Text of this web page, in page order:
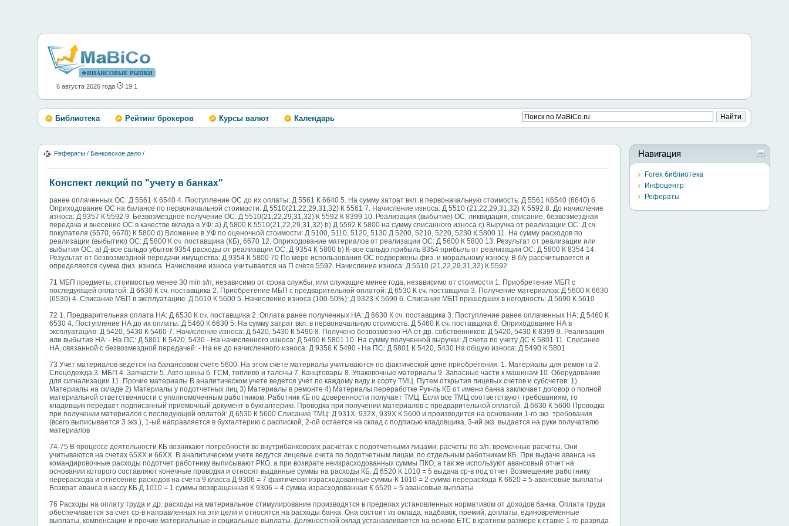
ФИНАНСОВЫЕ РЫНКИ
6 августа 2026 года 19:1
Библиотека Рейтинг брокеров Курсы валют Календарь
Рефераты / Банковское дело /
Конспект лекций по "учету в банках"
ранее оплаченных ОС: Д 5561 К 6540 4. Поступление ОС до их оплаты: Д 5561 К 6640 5. На сумму затрат вкл. в первоначальную стоимость: Д 5561 К6540 (6640) 6.
Оприходование ОС на балансе по первоначальной стоимости: Д 5510(21,22,29,31,32) К 5561 7. Начисление износа: Д 5510 (21,22,29,31,32) К 5592 8. До начисление
износа: Д 9357 К 5592 9. Безвозмездное получение ОС: Д 5510(21,22,29,31,32) К 5592 К 8399 10. Реализация (выбытие) ОС, ликвидация, списание, безвозмездная
передача и внесение ОС в качестве вклада в УФ: a) Д 5800 К 5510(21,22,29,31,32) b) Д 5592 К 5800 на сумму списанного износа c) Выручка от реализации ОС: Д сч.
покупателя (6570, 6670) К 5800 d) Вложение в УФ по оценочной стоимости: Д 5100, 5110, 5120, 5130 Д 5200, 5210, 5220, 5230 К 5800 11. На сумму расходов по
реализации (выбытию) ОС: Д 5800 К сч. поставщика (КБ), 6670 12. Оприходование материалов от реализации ОС: Д 5600 К 5800 13. Результат от реализации или
выбытия ОС: a) Д-вое сальдо убыток 9354 расходы от реализации ОС: Д 9354 К 5800 b) К-вое сальдо прибыль 8354 прибыль от реализации ОС: Д 5800 К 8354 14.
Результат от безвозмездной передачи имущества: Д 9354 К 5800 70 По мере использования ОС подвержены физ. и моральному износу. В б/у рассчитывается и
определяется сумма физ. износа. Начисление износа учитывается на П счёте 5592. Начисление износа: Д 5510 (21,22,29,31,32) К 5592
71 МБП предметы, стоимостью менее 30 min з/п, независимо от срока службы, или служащие менее года, независимо от стоимости 1. Приобретение МБП с
последующей оплатой: Д 6630 К сч. поставщика 2. Приобретение МБП с предварительной оплатой: Д 6530 К сч. поставщика 3. Получение материалов: Д 5600 К 6630
(6530) 4. Списание МБП в эксплуатацию: Д 5610 К 5600 5. Начисление износа (100-50%): Д 9323 К 5690 6. Списание МБП пришедших в негодность: Д 5690 К 5610
72 1. Предварительная оплата НА: Д 6530 К сч. поставщика 2. Оплата ранее полученных НА: Д 6630 К сч. поставщика 3. Поступление ранее оплаченных НА: Д 5460 К
6530 4. Поступление НА до их оплаты: Д 5460 К 6630 5. На сумму затрат вкл. в первоначальную стоимость: Д 5460 К сч. поставщика 6. Оприходование НА в
эксплуатацию: Д 5420, 5430 К 5460 7. Начисление износа: Д 5420, 5430 К 5490 8. Получено безвозмезно НА от др. собственников: Д 5420, 5430 К 8399 9. Реализация
или выбытие НА: - На ПС: Д 5801 К 5420, 5430 - На начисленного износа: Д 5490 К 5801 10. На сумму полученной выручки: Д счета по учету ДС К 5801 11. Списание
НА, связанной с безвозмездной передачей: - На не до начисленного износа: Д 9356 К 5490 - На ПС: Д 5801 К 5420, 5430 На общую износа: Д 5490 К 5801
73 Учет материалов ведется на балансовом счете 5600. На этом счете материалы учитываются по фактической цене приобретения: 1. Материалы для ремонта 2.
Спецодежда 3. МБП 4. Запчасти 5. Авто шины 6. ГСМ, топливо и талоны 7. Канцтовары 8. Упаковочные материалы 9. Запасные части к машинам 10. Оборудование
для сигнализации 11. Прочие материалы В аналитическом учете ведется учет по каждому виду и сорту ТМЦ. Путем открытия лицевых счетов и субсчетов: 1)
Материалы на складе 2) Материалы у подотчетных лиц 3) Материалы в ремонте 4) Материалы переработке Рук-ль КБ от имени банка заключает договор о полной
материальной ответственности с уполномоченным работником. Работник КБ по доверенности получает ТМЦ. Если все ТМЦ соответствуют требованиям, то
кладовщик передает подписанный приемочный документ в бухгалтерию. Проводка при получении материалов с предварительной оплатой: Д 6630 К 5600 Проводка
при получении материалов с последующей оплатой: Д 6530 К 5600 Списание ТМЦ: Д 931Х, 932Х, 939Х К 5600 и производится на основании 1-го экз. требования
(всего выписывается 3 экз.), 1-ый направляется в бухгалтерию с распиской, 2-ой остается на склад с подписью кладовщика, 3-ий экз. выдается на руки получателю
материалов
74-75 В процессе деятельности КБ возникают потребности во внутрибанковских расчетах с подотчетными лицами: расчеты по з/п, временные расчеты. Они
учитываются на счетах 65ХХ и 66ХХ. В аналитическом учете ведутся лицевые счета по подотчетным лицам, по отдельным работникам КБ. При выдаче аванса на
командировочные расходы подотчет работнику выписывают РКО, а при возврате неизрасходованных суммы ПКО, а так же используют авансовый отчет на
основании которого составляют конечные проводки и относят выданные суммы на расходы КБ. Д 6520 К 1010 = 5 выдача ср-в под отчет Возмещение работнику
перерасхода и отнесение расходов на счета 9 класса Д 9306 = 7 фактически израсходованные суммы К 1010 = 2 сумма перерасхода К 6620 = 5 авансовые выплаты
Возврат аванса в кассу КБ Д 1010 = 1 суммы возвращенная К 9306 = 4 сумма израсходованная К 6520 = 5 авансовые выплаты
76 Расходы на оплату труда и др. расходы на материальное стимулирование производятся в пределах установленных нормативом от доходов банка. Оплата труда
обеспечивается за счет ср-в направленных на эти цели и относятся на расходы банка. Она состоит из оклада, надбавок, премий, доплаты, единовременные
выплаты, компенсации и прочие материальные и социальные выплаты. Должностной оклад устанавливается на основе ЕТС в кратном размере к ставке 1-го разряда
Навигация
Forex библиотека
Инфоцентр
Рефераты